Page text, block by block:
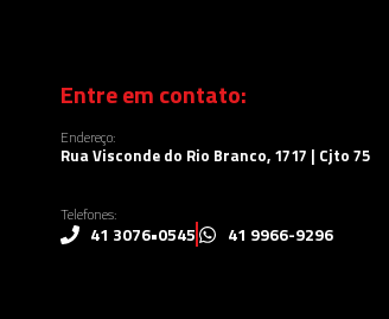
Entre em contato:
Endereço:
Rua Visconde do Rio Branco, 1717 | Cjto 75
Telefones:
41 3076•0545 41 9966-9296